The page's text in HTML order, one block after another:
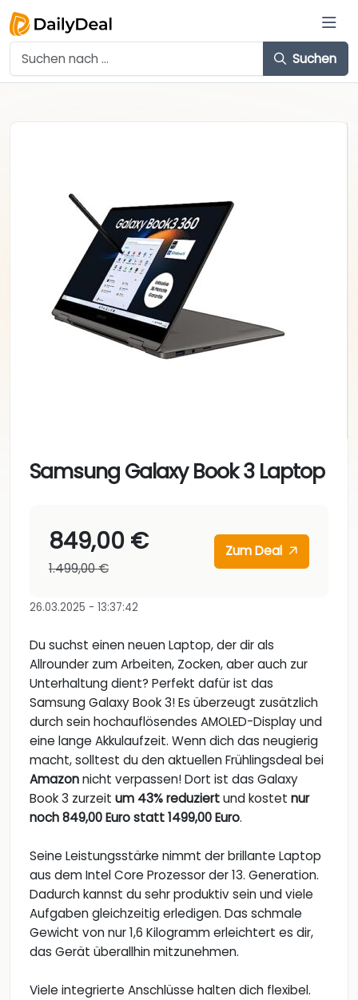
Suchen
Samsung Galaxy Book 3 Laptop
849,00 €
1.499,00 €
Zum Deal
26.03.2025 - 13:37:42
Du suchst einen neuen Laptop, der dir als
Allrounder zum Arbeiten, Zocken, aber auch zur
Unterhaltung dient? Perfekt dafür ist das
Samsung Galaxy Book 3! Es überzeugt zusätzlich
durch sein hochauflösendes AMOLED-Display und
eine lange Akkulaufzeit. Wenn dich das neugierig
macht, solltest du den aktuellen Frühlingsdeal bei
Amazonnicht verpassen! Dort ist das Galaxy
Book 3 zurzeit um 43% reduziertund kostet nur
noch 849,00 Euro statt 1499,00 Euro.
Seine Leistungsstärke nimmt der brillante Laptop
aus dem Intel Core Prozessor der 13. Generation.
Dadurch kannst du sehr produktiv sein und viele
Aufgaben gleichzeitig erledigen. Das schmale
Gewicht von nur 1,6 Kilogramm erleichtert es dir,
das Gerät überallhin mitzunehmen.
Viele integrierte Anschlüsse halten dich flexibel.